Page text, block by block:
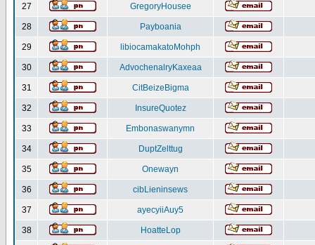
27 GregoryHousee
28 Payboania
29 libiocamakatoMohph
30 AdvochenalryKaxeaa
31 CitBeizeBigma
32 InsureQuotez
33 Embonaswanymn
34 DuptZelttug
35 Onewayn
36 cibLieninsews
37 ayecyiiAuy5
38 HoatteLop